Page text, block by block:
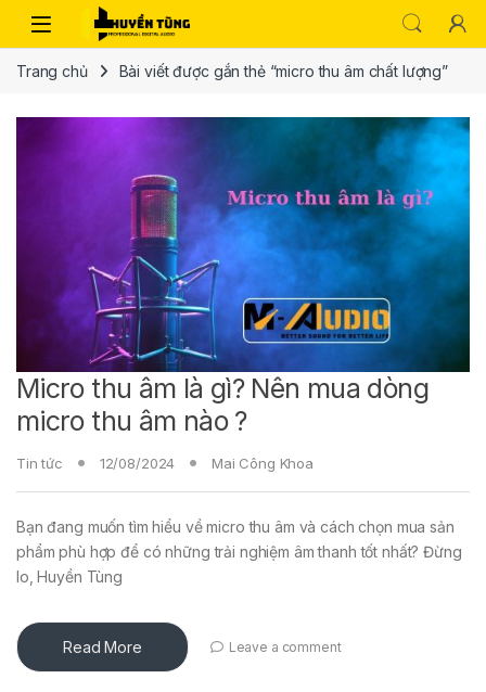
Trang chủ Bài viết được gắn thẻ “micro thu âm chất lượng”
Micro thu âm là gì? Nên mua dòng
micro thu âm nào ?
Tin tức 12/08/2024 Mai Công Khoa
Bạn đang muốn tìm hiểu về micro thu âm và cách chọn mua sản
phẩm phù hợp để có những trải nghiệm âm thanh tốt nhất? Đừng
lo, Huyền Tùng
Read More Leave a comment